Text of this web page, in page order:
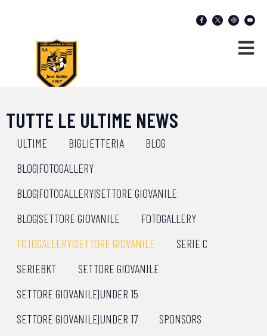
TUTTE LE ULTIME NEWS
ULTIME BIGLIETTERIA
BLOG
BLOG|FOTOGALLERY
BLOG|FOTOGALLERY|SETTORE GIOVANILE
BLOG|SETTORE GIOVANILE
FOTOGALLERY
FOTOGALLERY|SETTORE GIOVANILE
SERIE C
SERIEBKT
SETTORE GIOVANILE
SETTORE GIOVANILE|UNDER 15
SETTORE GIOVANILE|UNDER 17
SPONSORS